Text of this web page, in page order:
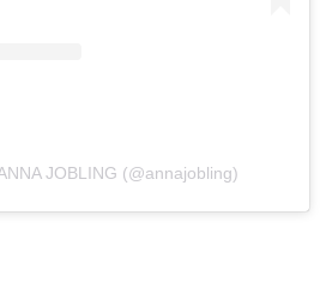
JOBLING (@annajobling)